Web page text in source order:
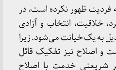
ظهور نکرده است، در
خلاقیت، انتخاب و آزادی
به یک خیانت می‌شود. زیرا
و اصلاح نیز تفکیک قائل
شریعتی خدمت با اصلاح